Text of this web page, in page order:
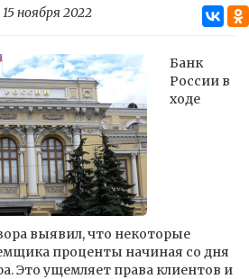
15 ноября 2022
Банк
России в
ходе
выявил, что некоторые
проценты начиная со дня
Это ущемляет права клиентов и